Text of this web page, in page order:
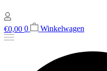
€0,00 0 Winkelwagen